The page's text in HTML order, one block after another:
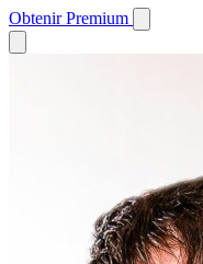
Obtenir Premium